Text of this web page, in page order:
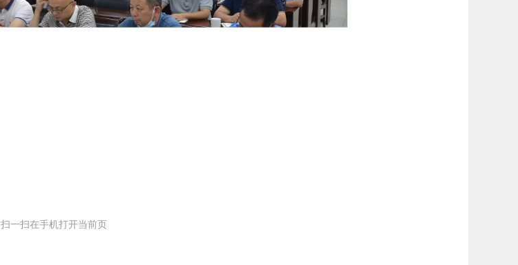
扫一扫在手机打开当前页